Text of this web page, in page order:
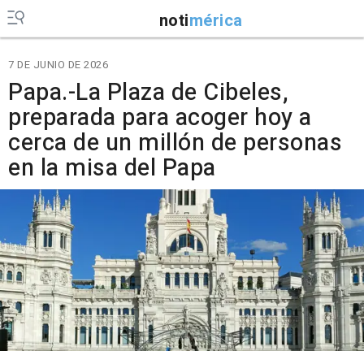
notimérica
7 DE JUNIO DE 2026
Papa.-La Plaza de Cibeles,
preparada para acoger hoy a
cerca de un millón de personas
en la misa del Papa